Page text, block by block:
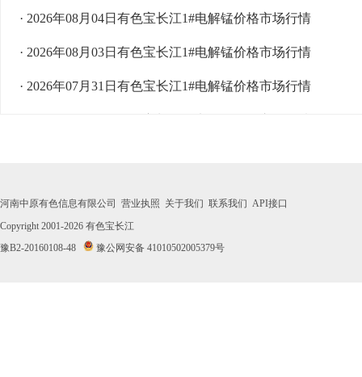
· 2026年08月04日有色宝长江1#电解锰价格市场行情
· 2026年08月03日有色宝长江1#电解锰价格市场行情
· 2026年07月31日有色宝长江1#电解锰价格市场行情
· 2026年07月27日有色宝长江1#电解锰价格市场行情
· 2026年07月24日有色宝长江1#电解锰价格市场行情
河南中原有色信息有限公司 营业执照 关于我们 联系我们 API接口
Copyright 2001-2026 有色宝长江
豫B2-20160108-48
豫公网安备 41010502005379号